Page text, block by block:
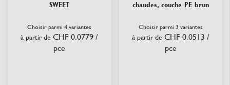
SWEET
Choisir parmi 4 variantes
à partir de CHF 0.0779 /
pce
chaudes, couche PE brun
Choisir parmi 3 variantes
à partir de CHF 0.0513 /
pce